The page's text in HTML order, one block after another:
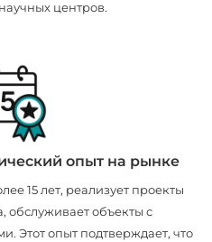
центров.
опыт на рынке
15 лет, реализует проекты
обслуживает объекты с
Этот опыт подтверждает, что